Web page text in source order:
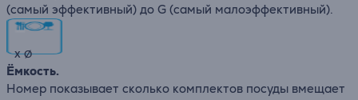
(самый эффективный) до G (самый малоэффективный).
x∅
Ёмкость.
Номер показывает сколько комплектов посуды вмещает